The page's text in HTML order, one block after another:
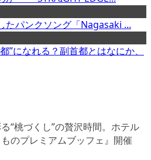
たパンクソング「Nagasaki ...
”になれる？副首都とはなにか、
“桃づくし”の贅沢時間。ホテル
のプレミアムブッフェ』開催